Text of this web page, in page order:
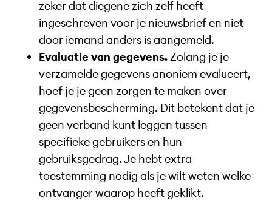
zeker dat diegene zich zelf heeft
ingeschreven voor je nieuwsbrief en niet
door iemand anders is aangemeld.
Evaluatie van gegevens.Zolang je je
verzamelde gegevens anoniem evalueert,
hoef je je geen zorgen te maken over
gegevensbescherming. Dit betekent dat je
geen verband kunt leggen tussen
specifieke gebruikers en hun
gebruiksgedrag. Je hebt extra
toestemming nodig als je wilt weten welke
ontvanger waarop heeft geklikt.